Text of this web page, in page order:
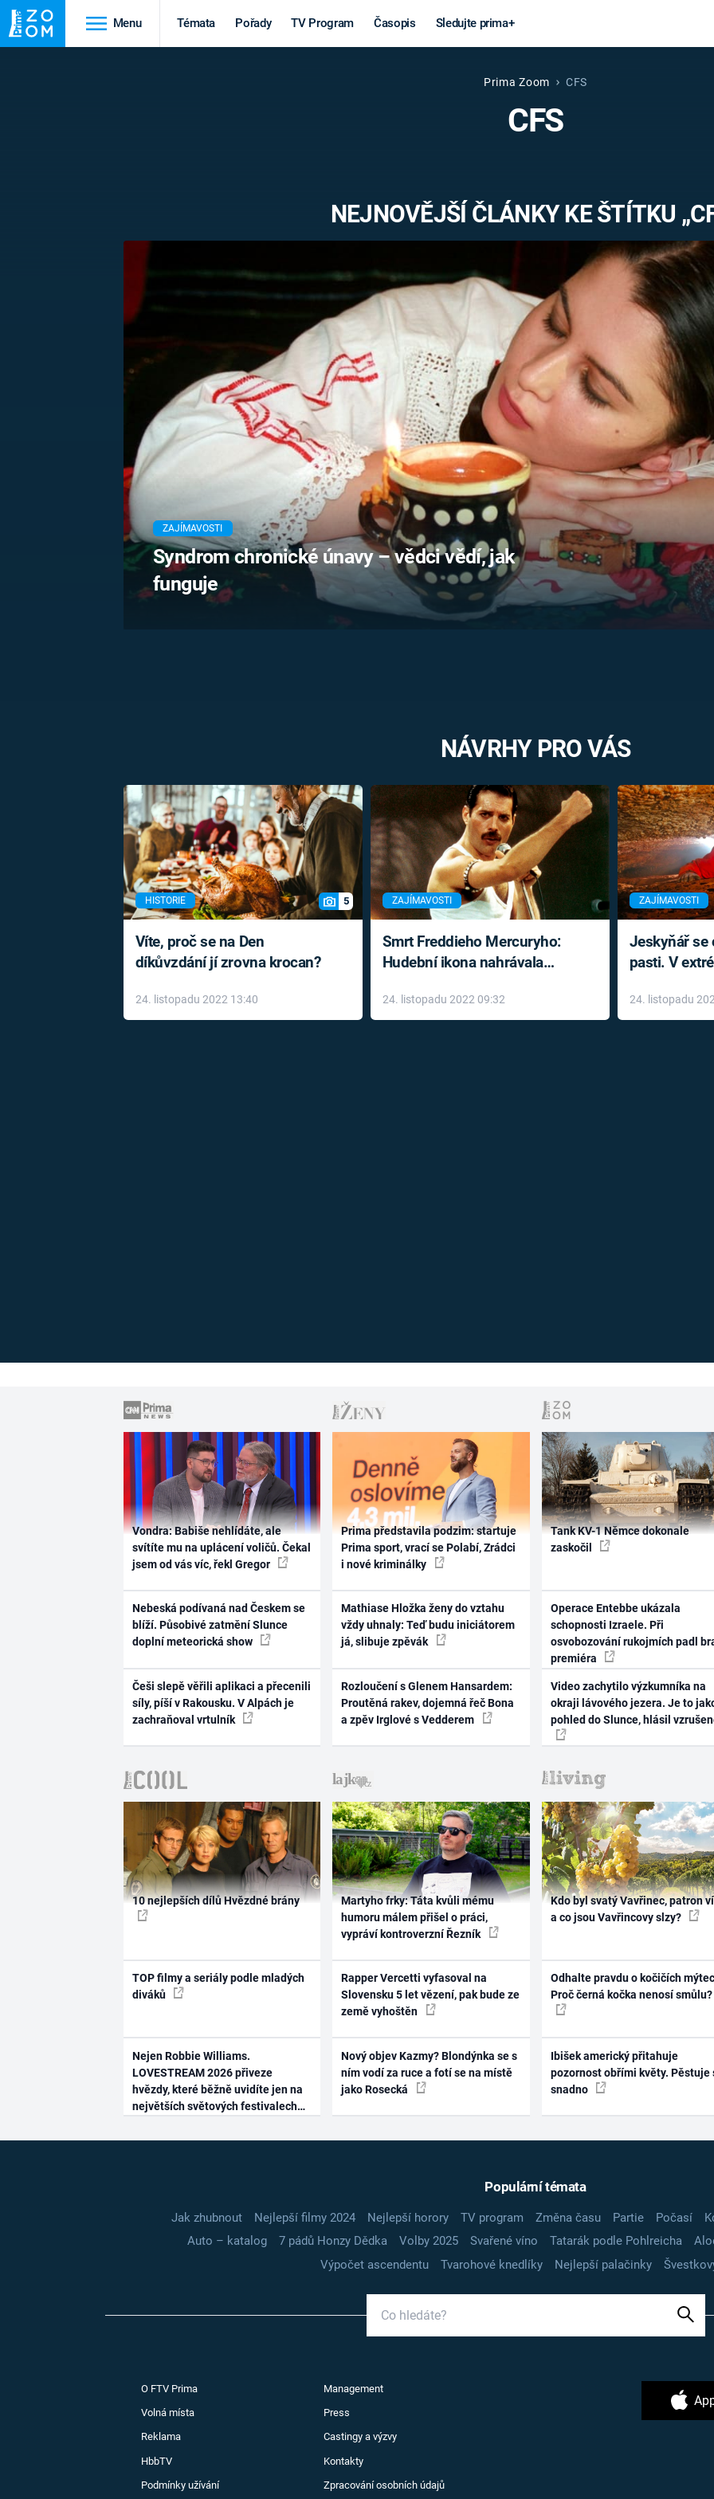
Menu Témata Pořady TV Program Časopis Sledujte prima+
STAROVĚKÝ EGYPT
technika
MARS
VÁLEČNÉ
světová válka
PRVNÍ SVĚTOVÁ
MARIE TEREZIE
NAPOLEON
BONAPARTE
BRITSKÁ
KRÁLOVSKÁ
Záhady a
konspirace
UFO A
MIMOZEMŠŤANÉ
UTAJENÉ PŘÍBĚHY
ČESKÝCH DĚJIN
ALTERNATIVNÍ
HISTORIE
FILMY
REALITA
HORORY
REALITA
OPTICKÉ
KLAMY
Prima Zoom CFS
CFS
NEJNOVĚJŠÍ ČLÁNKY KE ŠTÍTKU
ZAJÍMAVOSTI
Syndrom chronické únavy – vědci vědí, jak
funguje
NÁVRHY PRO VÁS
HISTORIE 5
Víte, proč se na Den
díkůvzdání jí zrovna krocan?
24. listopadu 2022 13:40
ZAJÍMAVOSTI
Smrt Freddieho Mercuryho:
Hudební ikona nahrávala
léky
24. listopadu 2022 09:32
ZAJÍMAVOSTI
Jeskyňář se
pasti. V
24. listopadu
Vondra: Babiše nehlídáte, ale
svítíte mu na uplácení voličů. Čekal
jsem od vás víc, řekl Gregor
Nebeská podívaná nad Českem se
blíží. Působivé zatmění Slunce
doplní meteorická show
Češi slepě věřili aplikaci a přecenili
síly, píší v Rakousku. V Alpách je
zachraňoval vrtulník
Prima představila podzim: startuje
Prima sport, vrací se Polabí, Zrádci
i nové kriminálky
Mathiase Hložka ženy do vztahu
vždy uhnaly: Teď budu iniciátorem
já, slibuje zpěvák
Rozloučení s Glenem Hansardem:
Proutěná rakev, dojemná řeč Bona
a zpěv Irglové s Vedderem
Tank KV-1 Němce dokonale
zaskočil
Operace Entebbe ukázala
schopnosti Izraele. Při
osvobozování rukojmích padl
premiéra
Video zachytilo výzkumníka na
okraji lávového jezera. Je to
pohled do Slunce, hlásil
10 nejlepších dílů Hvězdné brány
TOP filmy a seriály podle mladých
diváků
Nejen Robbie Williams.
LOVESTREAM 2026 přiveze
hvězdy, které běžně uvidíte jen na
největších světových festivalech
Martyho frky: Táta kvůli mému
humoru málem přišel o práci,
vypráví kontroverzní Řezník
Rapper Vercetti vyfasoval na
Slovensku 5 let vězení, pak bude ze
země vyhoštěn
Nový objev Kazmy? Blondýnka se s
ním vodí za ruce a fotí se na místě
jako Rosecká
Kdo byl svatý Vavřinec, patron
a co jsou Vavřincovy slzy?
Odhalte pravdu o kočičích
Proč černá kočka nenosí smůlu?
Ibišek americký přitahuje
pozornost obřími květy. Pěstuje
snadno
Populární témata
Jak zhubnout Nejlepší filmy 2024 Nejlepší horory TV program Změna času Partie Počasí
Auto – katalog
7 pádů Honzy Dědka Volby 2025 Svařené víno Tatarák podle Pohlreicha
Výpočet ascendentu
Tvarohové knedlíky Nejlepší palačinky
O FTV Prima Management
Volná místa Press
Reklama Castingy a výzvy
HbbTV Kontakty
Podmínky užívání Zpracování osobních údajů